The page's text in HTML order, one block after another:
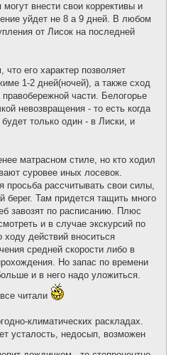
внести свои коррективы и
уйдет не 8 а 9 дней. В любом
от Лисок на последней
его характер позволяет
1-2 дней(ночей), а также сход
части. Белогорье
невозвращения - то есть когда
только один - в Лиски, и
матрасном стиле, но кто ходил
суровее иных лосевок.
просьба рассчитывать свои силы,
берег. Там придется тащить много
завозят по расписанию. Плюс
и в случае экскурсий по
действий вноситься
средней скорости либо в
Но запас по времени
и в него надо уложиться.
читали
климатических раскладах.
усталость, недосып, возможен